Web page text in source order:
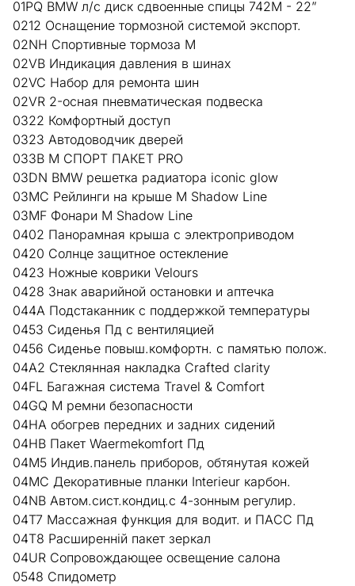
01PQ BMW л/с диск сдвоенные спицы 742M - 22”
0212 Оснащение тормозной системой экспорт.
02NH Спортивные тормоза M
02VB Индикация давления в шинах
02VC Набор для ремонта шин
02VR 2-осная пневматическая подвеска
0322 Комфортный доступ
0323 Автодоводчик дверей
033B М СПОРТ ПАКЕТ PRO
03DN BMW решетка радиатора iconic glow
03MC Рейлинги на крыше M Shadow Line
03MF Фонари М Shadow Line
0402 Панорамная крыша с электроприводом
0420 Солнце защитное остекление
0423 Ножные коврики Velours
0428 Знак аварийной остановки и аптечка
044A Подстаканник с поддержкой температуры
0453 Сиденья Пд с вентиляцией
0456 Сиденье повыш.комфортн. с памятью полож.
04A2 Стеклянная накладка Crafted clarity
04FL Багажная система Travel & Comfort
04GQ M ремни безопасности
04HA обогрев передних и задних сидений
04HB Пакет Waermekomfort Пд
04M5 Индив.панель приборов, обтянутая кожей
04MC Декоративные планки Interieur карбон.
04NB Автом.сист.кондиц.с 4-зонным регулир.
04T7 Массажная функция для водит. и ПАСС Пд
04T8 Расширенній пакет зеркал
04UR Сопровождающее освещение салона
0548 Спидометр